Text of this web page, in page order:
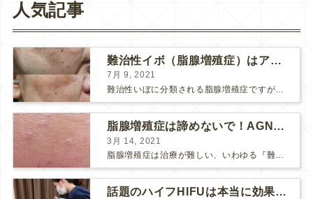
人気記事
難治性イボ（脂腺増殖症）はアグネスAGNESが効果的です！
7月 9, 2021
難治性いぼに分類される脂腺増殖症ですが、脂腺増殖症はAGNESアグネスにとても良く反応して、きれいに治すことができます。 ↑ 脂腺増殖症をアグネスAGNESで３回治療した1ヶ月後の写真です。...
脂腺増殖症は諦めないで！AGNESアグネス治療でツルツル肌に！
3月 14, 2021
脂腺増殖症は治療が難しい、いわゆる『難治性イボ』です。 脂腺増殖症でググると、治療法として液体窒素、メスやパンチングによる外科的切除、炭酸ガスレーザーなどが出て来ますが、実際のところ、液体窒...
話題のハイフHIFUは本当に効果があるのか？